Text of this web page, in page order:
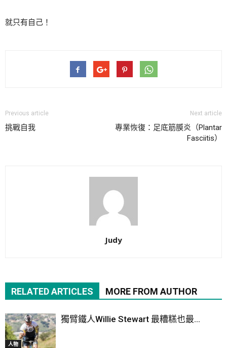
就只有自己！
Previous article
挑戰自我
Next article
專業恢復：足底筋膜炎（Plantar
Fasciitis）
Judy
RELATED ARTICLES MORE FROM AUTHOR
人物
獨臂鐵人Willie Stewart 最糟糕也最...